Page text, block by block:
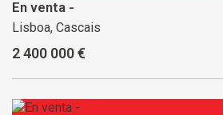
En venta -
Lisboa, Cascais
2 400 000 €